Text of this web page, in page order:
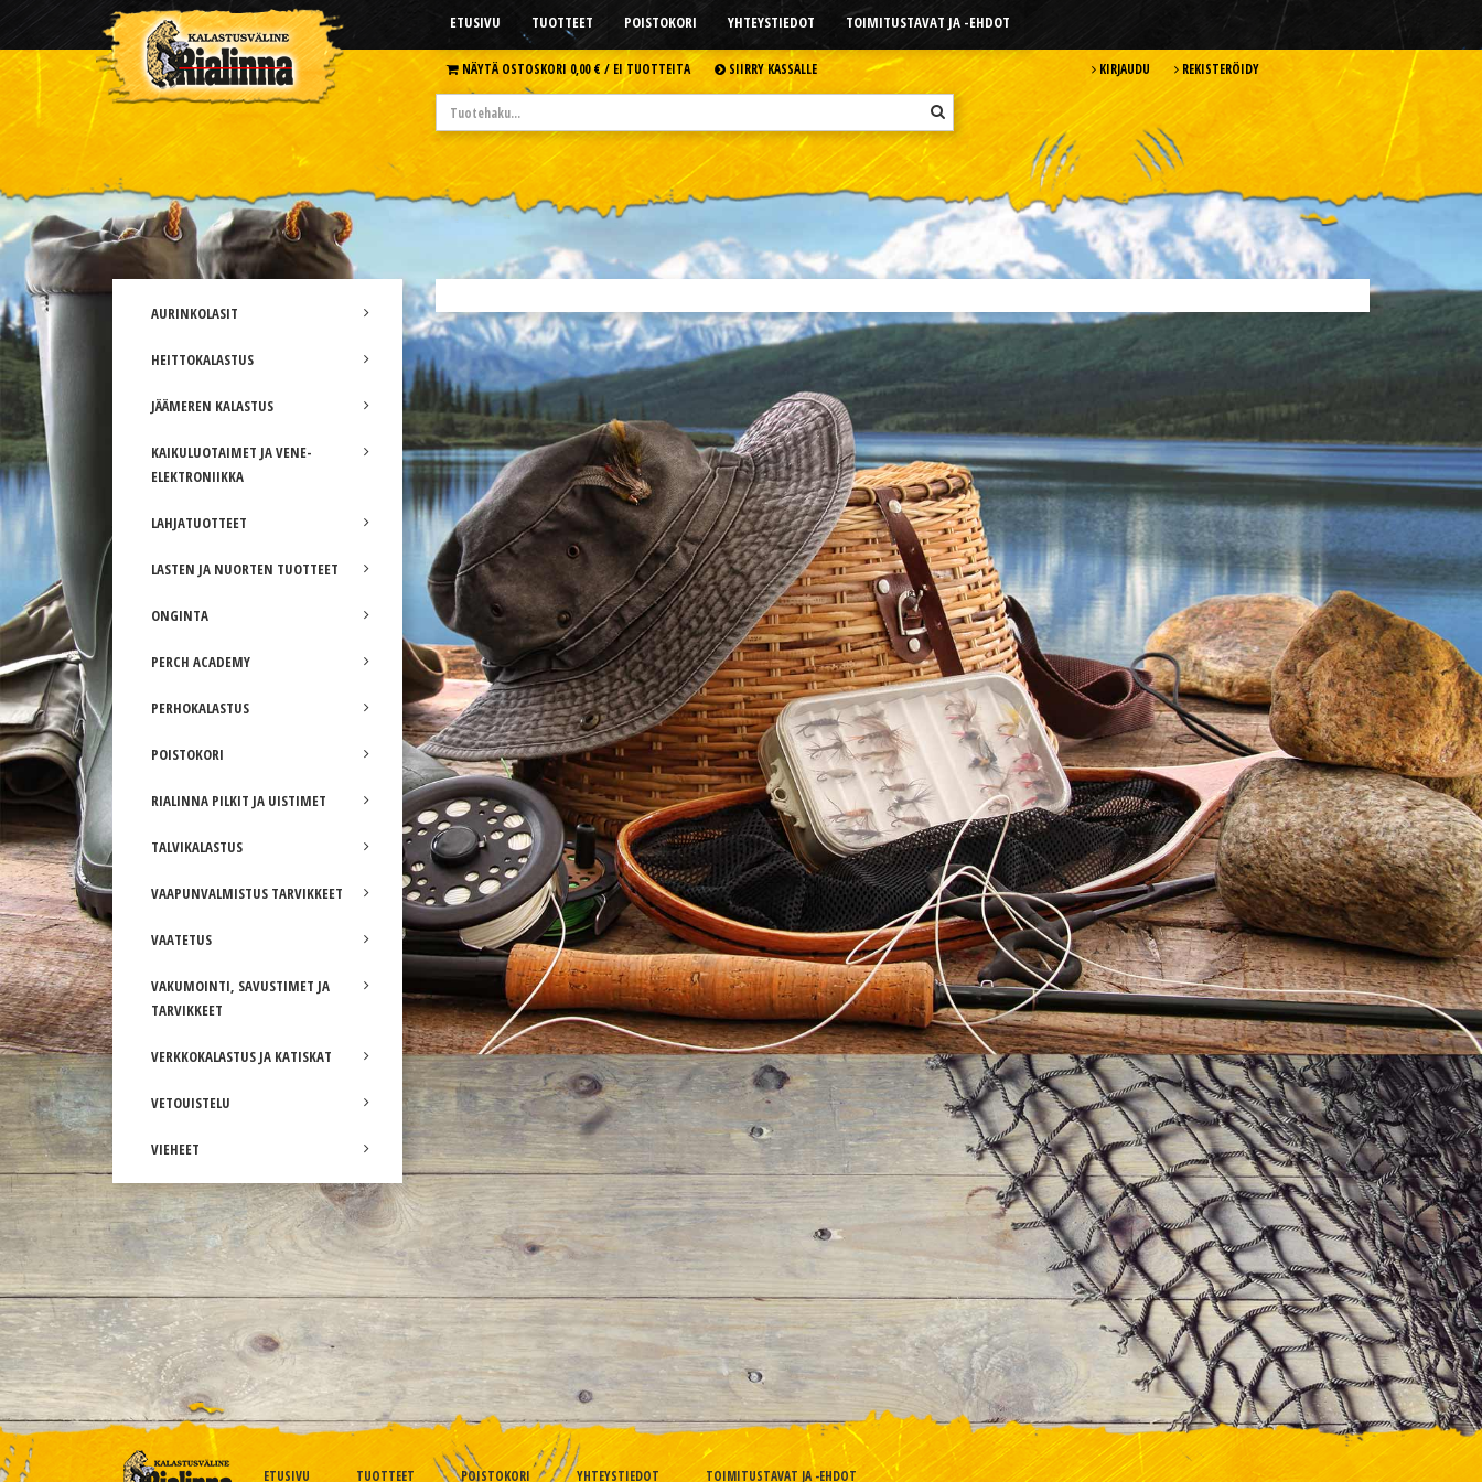
ETUSIVU TUOTTEET POISTOKORI YHTEYSTIEDOT TOIMITUSTAVAT JA -EHDOT
NÄYTÄ OSTOSKORI 0,00 € /EI TUOTTEITA SIIRRY KASSALLE KIRJAUDU REKISTERÖIDY
AURINKOLASIT
HEITTOKALASTUS
JÄÄMEREN KALASTUS
KAIKULUOTAIMET JA VENE-
ELEKTRONIIKKA
LAHJATUOTTEET
LASTEN JA NUORTEN TUOTTEET
ONGINTA
PERCH ACADEMY
PERHOKALASTUS
POISTOKORI
RIALINNA PILKIT JA UISTIMET
TALVIKALASTUS
VAAPUNVALMISTUS TARVIKKEET
VAATETUS
VAKUMOINTI, SAVUSTIMET JA
TARVIKKEET
VERKKOKALASTUS JA KATISKAT
VETOUISTELU
VIEHEET
ETUSIVU TUOTTEET POISTOKORI YHTEYSTIEDOT TOIMITUSTAVAT JA -EHDOT